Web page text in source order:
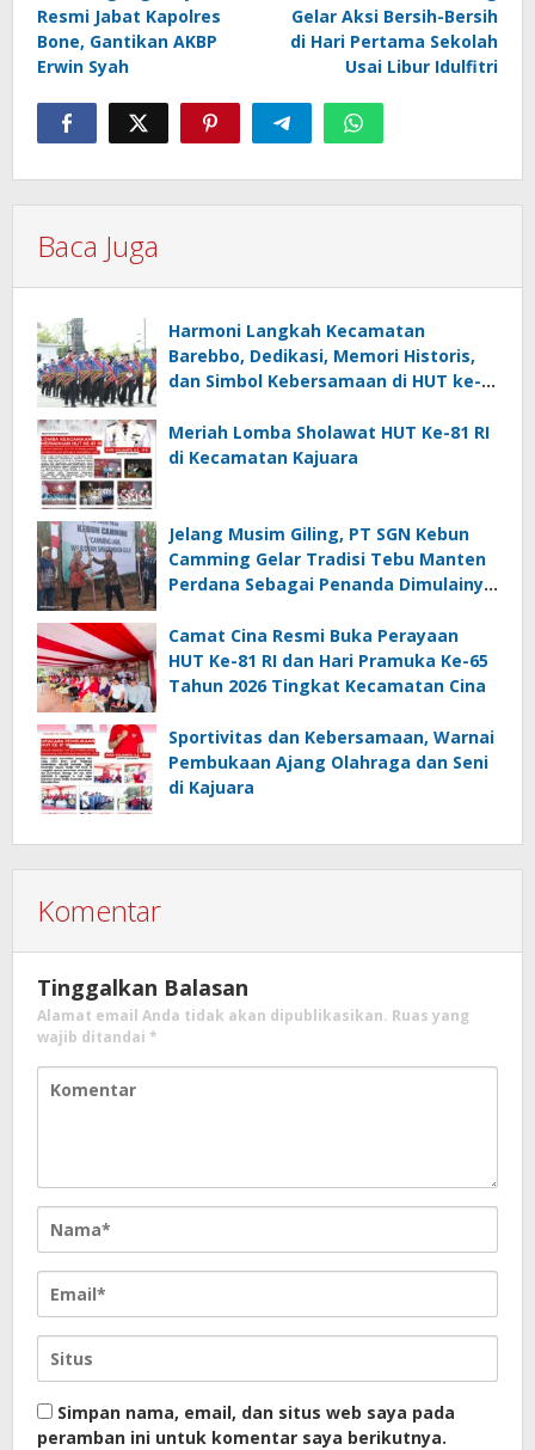
Resmi Jabat Kapolres
Bone, Gantikan AKBP
Erwin Syah
Gelar Aksi Bersih-Bersih
di Hari Pertama Sekolah
Usai Libur Idulfitri
Baca Juga
Harmoni Langkah Kecamatan
Barebbo, Dedikasi, Memori Historis,
dan Simbol Kebersamaan di HUT ke-
Meriah Lomba Sholawat HUT Ke-81 RI
di Kecamatan Kajuara
Jelang Musim Giling, PT SGN Kebun
Camming Gelar Tradisi Tebu Manten
Perdana Sebagai Penanda Dimulainya
Camat Cina Resmi Buka Perayaan
HUT Ke-81 RI dan Hari Pramuka Ke-65
Tahun 2026 Tingkat Kecamatan Cina
Sportivitas dan Kebersamaan, Warnai
Pembukaan Ajang Olahraga dan Seni
di Kajuara
Komentar
Tinggalkan Balasan
Alamat email Anda tidak akan dipublikasikan. Ruas yang
wajib ditandai *
Simpan nama, email, dan situs web saya pada
peramban ini untuk komentar saya berikutnya.